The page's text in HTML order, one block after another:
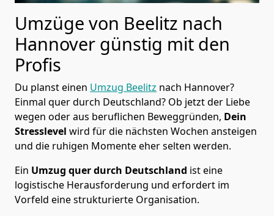
Umzüge von Beelitz nach
Hannover günstig mit den
Profis
Du planst einen Umzug Beelitz nach Hannover?
Einmal quer durch Deutschland? Ob jetzt der Liebe
wegen oder aus beruflichen Beweggründen, Dein
Stresslevel wird für die nächsten Wochen ansteigen
und die ruhigen Momente eher selten werden.
Ein Umzug quer durch Deutschland ist eine
logistische Herausforderung und erfordert im
Vorfeld eine strukturierte Organisation.